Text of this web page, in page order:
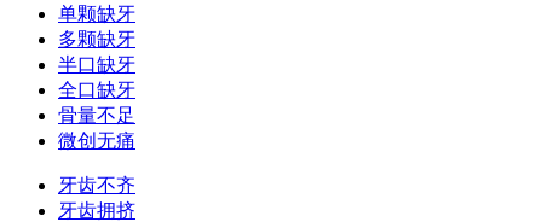
单颗缺牙
多颗缺牙
半口缺牙
全口缺牙
骨量不足
微创无痛
牙齿不齐
牙齿拥挤